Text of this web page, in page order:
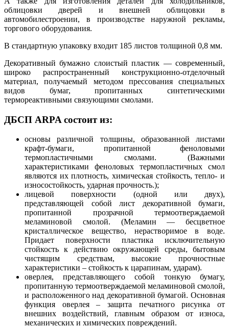
облицовки дверей и внешней облицовки в
автомобилестроении, в производстве наружной рекламы,
торгового оборудования.
В стандартную упаковку входит 185 листов толщиной 0,8 мм.
Декоративный бумажно слоистый пластик — современный,
широко распространенный конструкционно-отделочный
материал, получаемый методом прессования специальных
видов бумаг, пропитанных синтетическими
термореактивными связующими смолами.
ДБСП ARPA состоит из:
основы различной толщины, образованной листами
крафт-бумаги, пропитанной феноловыми
термопластичными смолами. (Важными
характеристиками феноловых термопластичных смол
являются их плотность, химическая стойкость, тепло- и
износостойкость, ударная прочность.);
лицевой поверхности (одной или двух),
представляющей собой лист декоративной бумаги,
пропитанной прозрачной термоотверждаемой
меламиновой смолой. (Меламин — бесцветное
кристаллическое вещество, нерастворимое в воде.
Придает поверхности пластика исключительную
стойкость к действию окружающей среды, бытовым
чистящим средствам, высокие прочностные
характеристики – стойкость к царапинам, ударам).
оверлея, представляющего собой тонкую бумагу,
пропитанную термоотверждаемой меламиновой смолой,
и расположенного над декоративной бумагой. Основная
функция оверлея – защита печатного рисунка от
внешних воздействий, главным образом от износа,
механических и химических повреждений.